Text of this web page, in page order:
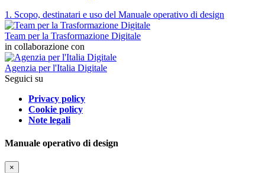
1. Scopo, destinatari e uso del Manuale operativo di design
Team per la Trasformazione Digitale
in collaborazione con
Agenzia per l'Italia Digitale
Seguici su
Privacy policy
Cookie policy
Note legali
Manuale operativo di design
×